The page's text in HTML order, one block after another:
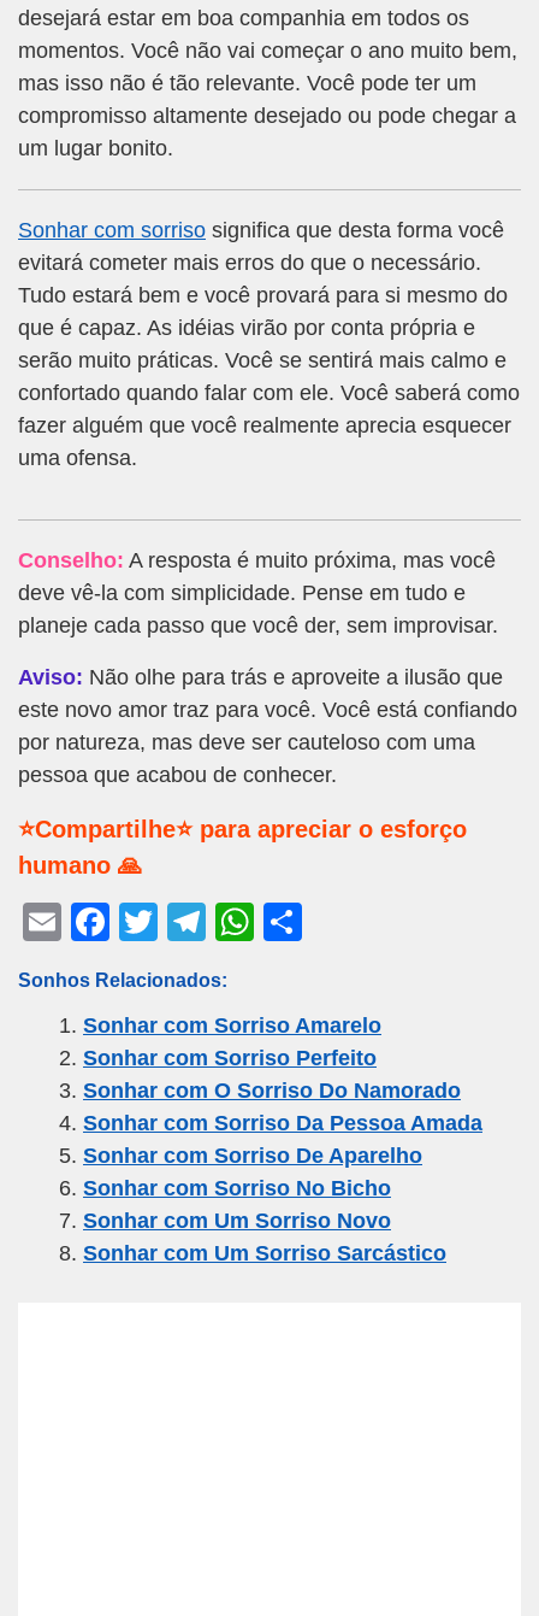
desejará estar em boa companhia em todos os
momentos. Você não vai começar o ano muito bem,
mas isso não é tão relevante. Você pode ter um
compromisso altamente desejado ou pode chegar a
um lugar bonito.
Sonhar com sorriso significa que desta forma você
evitará cometer mais erros do que o necessário.
Tudo estará bem e você provará para si mesmo do
que é capaz. As idéias virão por conta própria e
serão muito práticas. Você se sentirá mais calmo e
confortado quando falar com ele. Você saberá como
fazer alguém que você realmente aprecia esquecer
uma ofensa.
Conselho: A resposta é muito próxima, mas você
deve vê-la com simplicidade. Pense em tudo e
planeje cada passo que você der, sem improvisar.
Aviso: Não olhe para trás e aproveite a ilusão que
este novo amor traz para você. Você está confiando
por natureza, mas deve ser cauteloso com uma
pessoa que acabou de conhecer.
⭐Compartilhe⭐ para apreciar o esforço
humano 🙏
E
ail
F
c
e
b
o
o
k
T
tt
er
T
e
gr
a
m
W
s
A
p
p
e
Sonhos Relacionados:
Sonhar com Sorriso Amarelo
Sonhar com Sorriso Perfeito
Sonhar com O Sorriso Do Namorado
Sonhar com Sorriso Da Pessoa Amada
Sonhar com Sorriso De Aparelho
Sonhar com Sorriso No Bicho
Sonhar com Um Sorriso Novo
Sonhar com Um Sorriso Sarcástico